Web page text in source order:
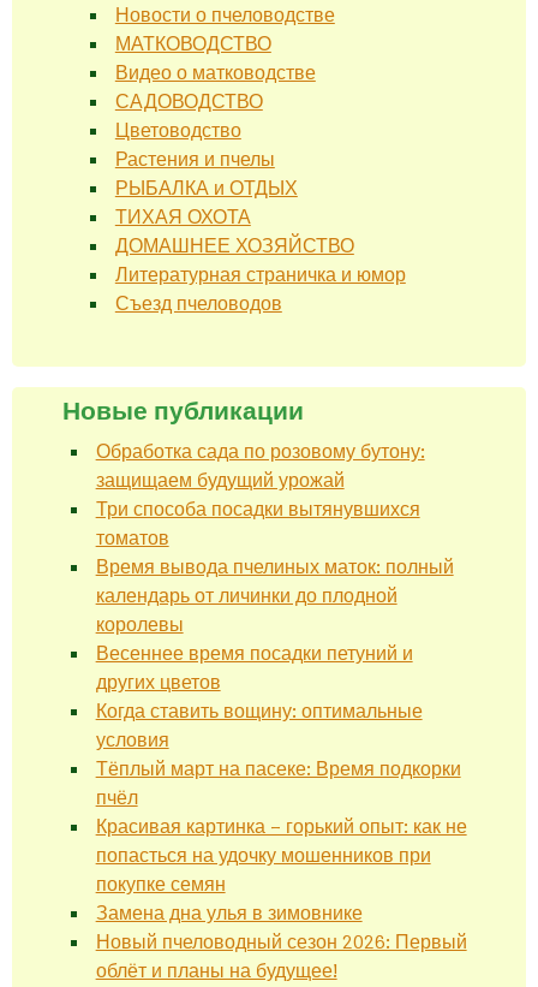
Новости о пчеловодстве
МАТКОВОДСТВО
Видео о матководстве
САДОВОДСТВО
Цветоводство
Растения и пчелы
РЫБАЛКА и ОТДЫХ
ТИХАЯ ОХОТА
ДОМАШНЕЕ ХОЗЯЙСТВО
Литературная страничка и юмор
Съезд пчеловодов
Новые публикации
Обработка сада по розовому бутону:
защищаем будущий урожай
Три способа посадки вытянувшихся
томатов
Время вывода пчелиных маток: полный
календарь от личинки до плодной
королевы
Весеннее время посадки петуний и
других цветов
Когда ставить вощину: оптимальные
условия
Тёплый март на пасеке: Время подкорки
пчёл
Красивая картинка – горький опыт: как не
попасться на удочку мошенников при
покупке семян
Замена дна улья в зимовнике
Новый пчеловодный сезон 2026: Первый
облёт и планы на будущее!